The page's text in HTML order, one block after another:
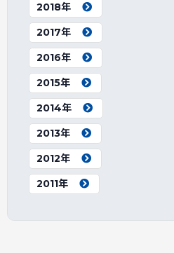
2018年
2017年
2016年
2015年
2014年
2013年
2012年
2011年